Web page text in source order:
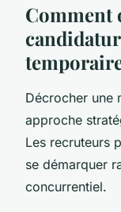
Comment
Décrocher une
approche
Les recruteurs
se démarquer
concurrentiel.